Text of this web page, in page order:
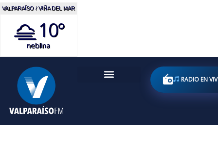
VALPARAÍSO / VIÑA DEL MAR
10°
neblina
RADIO EN